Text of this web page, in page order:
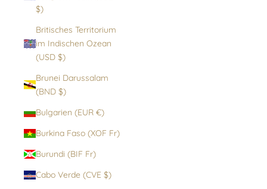
$)
Britisches Territorium
im Indischen Ozean
(USD $)
Brunei Darussalam
(BND $)
Bulgarien (EUR €)
Burkina Faso (XOF Fr)
Burundi (BIF Fr)
Cabo Verde (CVE $)